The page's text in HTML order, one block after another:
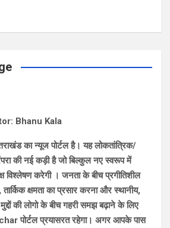
Kala
का न्यूज पोर्टल है। यह लोकतांत्रिक/
की नई कड़ी है जो बिल्कुल नए स्वरूप में
विश्लेषण करेगी । जनता के बीच प्रगीतिशील
तार्किक क्षमता का प्रसार करना और स्थानीय,
की लोगो के बीच गहरी समझ बढ़ाने के लिए
पोर्टल प्रयासरत रहेगा। अगर आपके पास